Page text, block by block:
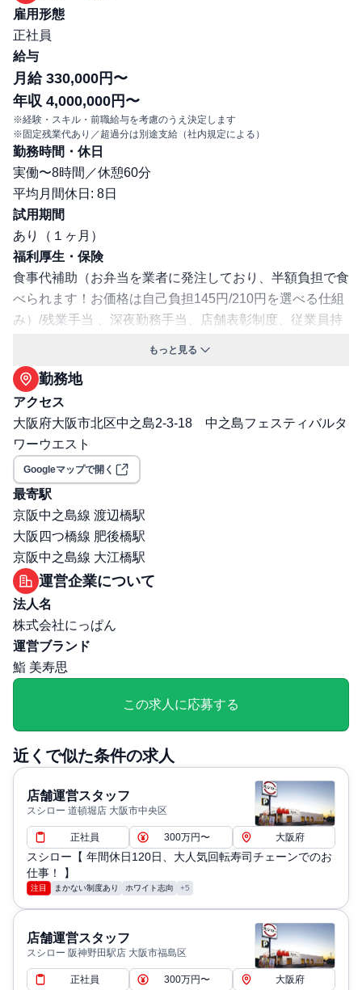
雇用形態
正社員
給与
月給 330,000円〜
年収 4,000,000円〜
※経験・スキル・前職給与を考慮のうえ決定します
※固定残業代あり／超過分は別途支給（社内規定による）
勤務時間・休日
実働〜8時間／休憩60分
平均月間休日: 8日
試用期間
あり（１ヶ月）
福利厚生・保険
食事代補助（お弁当を業者に発注しており、半額負担で食
べられます！お価格は自己負担145円/210円を選べる仕組
み）/残業手当 、深夜勤務手当、店舗表彰制度、従業員持
拠出年金あり）
交通費支給: 有
保険: 社会保険完備（健康保険・厚生年金・雇用保険・労
災保険）
職場環境・ルール
受動喫煙対策（喫煙ルール）: 無
選考プロセス
面接回数: 1回
選考プロセス詳細: 選考フロー：書類選考（★履歴書事前
提出必須★）→面接1回 （人事部長）
その他
勤務・休日に関する補足: 始業時間：６:００ 終業時間：
２３:００ ※上記時間内シフトにて勤務（配属店舗により
異なる） 休憩時間：6時間超の場合：45分以上 8時間超
勤務の場合：60分以上※店舗の営業時間による/(年間休日
９５日、※入社時の社内通称一般職社員は特別休暇なし。
員として継続雇用あり
通勤・住居に関する補足: ※1か月の定期代支給（出勤日
数により往復実費支給の場合あり）
もっと見る
勤務地
アクセス
大阪府大阪市北区中之島2-3-18 中之島フェスティバルタ
ワーウエスト
Googleマップで開く
最寄駅
京阪中之島線 渡辺橋駅
大阪四つ橋線 肥後橋駅
京阪中之島線 大江橋駅
運営企業について
法人名
株式会社にっぱん
運営ブランド
鮨 美寿思
この求人に応募する
近くで似た条件の求人
店舗運営スタッフ
スシロー 道頓堀店 大阪市中央区
正社員 300万円〜 大阪府
スシロー【 年間休日120日、大人気回転寿司チェーンでのお
仕事！ 】
注目 まかない制度あり ホワイト志向 +5
店舗運営スタッフ
スシロー 阪神野田駅店 大阪市福島区
正社員 300万円〜 大阪府